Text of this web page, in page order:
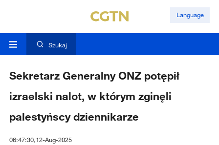
Language
Szukaj
Sekretarz Generalny ONZ potępił
izraelski nalot, w którym zginęli
palestyńscy dziennikarze
06:47:30,12-Aug-2025